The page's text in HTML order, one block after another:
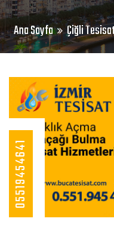
Ana Sayfa Çiğli
05519454641